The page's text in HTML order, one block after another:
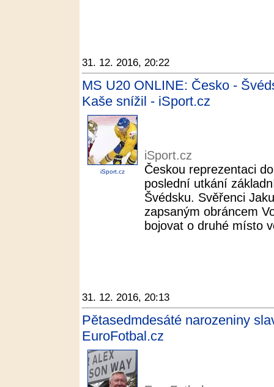
31. 12. 2016, 20:22
MS U20 ONLINE: Česko -
Kaše snížil - iSport.cz
iSport.cz
iSport.cz
Českou reprezentaci
poslední utkání
Švédsku. Svěřenci
zapsaným obráncem
bojovat o druhé místo
31. 12. 2016, 20:13
Pětasedmdesáté narozeniny
EuroFotbal.cz